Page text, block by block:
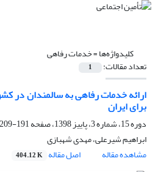
کلیدواژه‌ها =خدمات رفاهی
تعداد مقالات: 1
ارائه خدمات رفاهی به سالمندان در
برای ایران
دوره 15، شماره 3، پاییز 1398، صفحه
191-209
ابراهیم شیرعلی، مهدی شهبازی
مشاهده مقاله
اصل مقاله 404.12 K